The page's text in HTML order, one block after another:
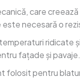
care
necesară o
ridicate
fațade și pavaje.
folosit pentru